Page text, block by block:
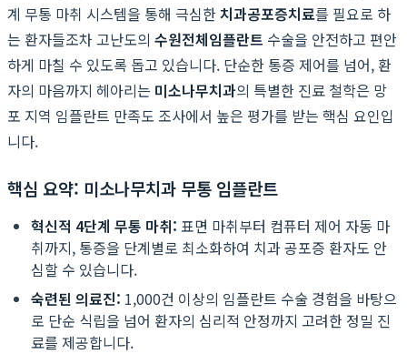
계 무통 마취 시스템을 통해 극심한치과공포증치료를 필요로 하
는 환자들조차 고난도의 수원전체임플란트 수술을 안전하고 편안
하게 마칠 수 있도록 돕고 있습니다. 단순한 통증 제어를 넘어, 환
자의 마음까지 헤아리는 미소나무치과의 특별한 진료 철학은 망
포 지역 임플란트 만족도 조사에서 높은 평가를 받는 핵심 요인입
니다.
핵심 요약: 미소나무치과 무통 임플란트
혁신적 4단계 무통 마취: 표면 마취부터 컴퓨터 제어 자동 마
취까지, 통증을 단계별로 최소화하여 치과 공포증 환자도 안
심할 수 있습니다.
숙련된 의료진: 1,000건 이상의 임플란트 수술 경험을 바탕으
로 단순 식립을 넘어 환자의 심리적 안정까지 고려한 정밀 진
료를 제공합니다.